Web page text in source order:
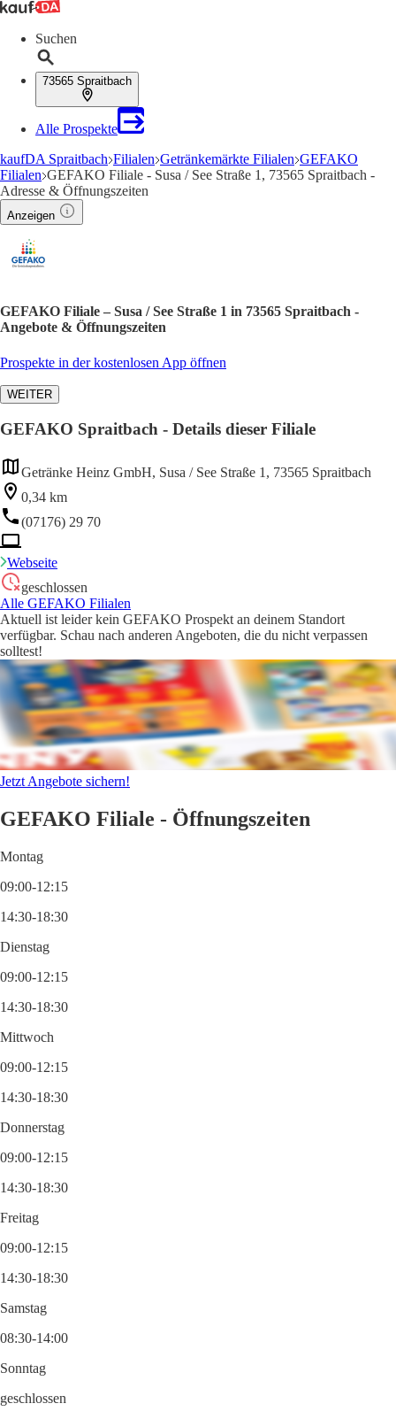
Suchen
73565 Spraitbach
Alle Prospekte
kaufDA Spraitbach Filialen Getränkemärkte Filialen GEFAKO
Filialen GEFAKO Filiale - Susa / See Straße 1, 73565 Spraitbach -
Adresse & Öffnungszeiten
Anzeigen
GEFAKO Filiale – Susa / See Straße 1 in 73565 Spraitbach -
Angebote & Öffnungszeiten
Prospekte in der kostenlosen App öffnen
WEITER
GEFAKO Spraitbach - Details dieser Filiale
Getränke Heinz GmbH, Susa / See Straße 1, 73565 Spraitbach
0,34 km
(07176) 29 70
Webseite
geschlossen
Alle GEFAKO Filialen
Aktuell ist leider kein GEFAKO Prospekt an deinem Standort
verfügbar. Schau nach anderen Angeboten, die du nicht verpassen
solltest!
Jetzt Angebote sichern!
GEFAKO Filiale - Öffnungszeiten
Montag
09:00-12:15
14:30-18:30
Dienstag
09:00-12:15
14:30-18:30
Mittwoch
09:00-12:15
14:30-18:30
Donnerstag
09:00-12:15
14:30-18:30
Freitag
09:00-12:15
14:30-18:30
Samstag
08:30-14:00
Sonntag
geschlossen